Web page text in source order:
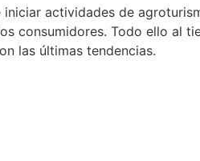
actividades de
consumidores. Todo ello al
las últimas tendencias.